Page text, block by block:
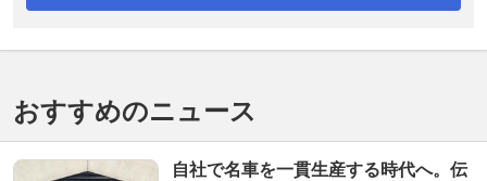
おすすめのニュース
自社で名車を一貫生産する時代へ。伝